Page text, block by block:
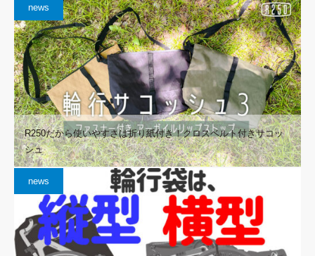
news
R250だから使いやすさは折り紙付き！クロスベルト付きサコッ
シュ
news